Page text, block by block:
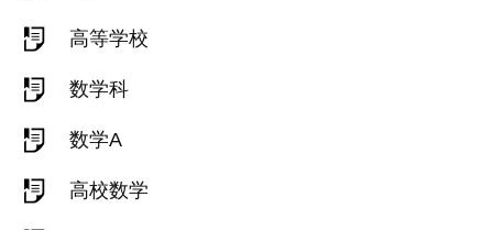
高等学校
数学科
数学A
高校数学